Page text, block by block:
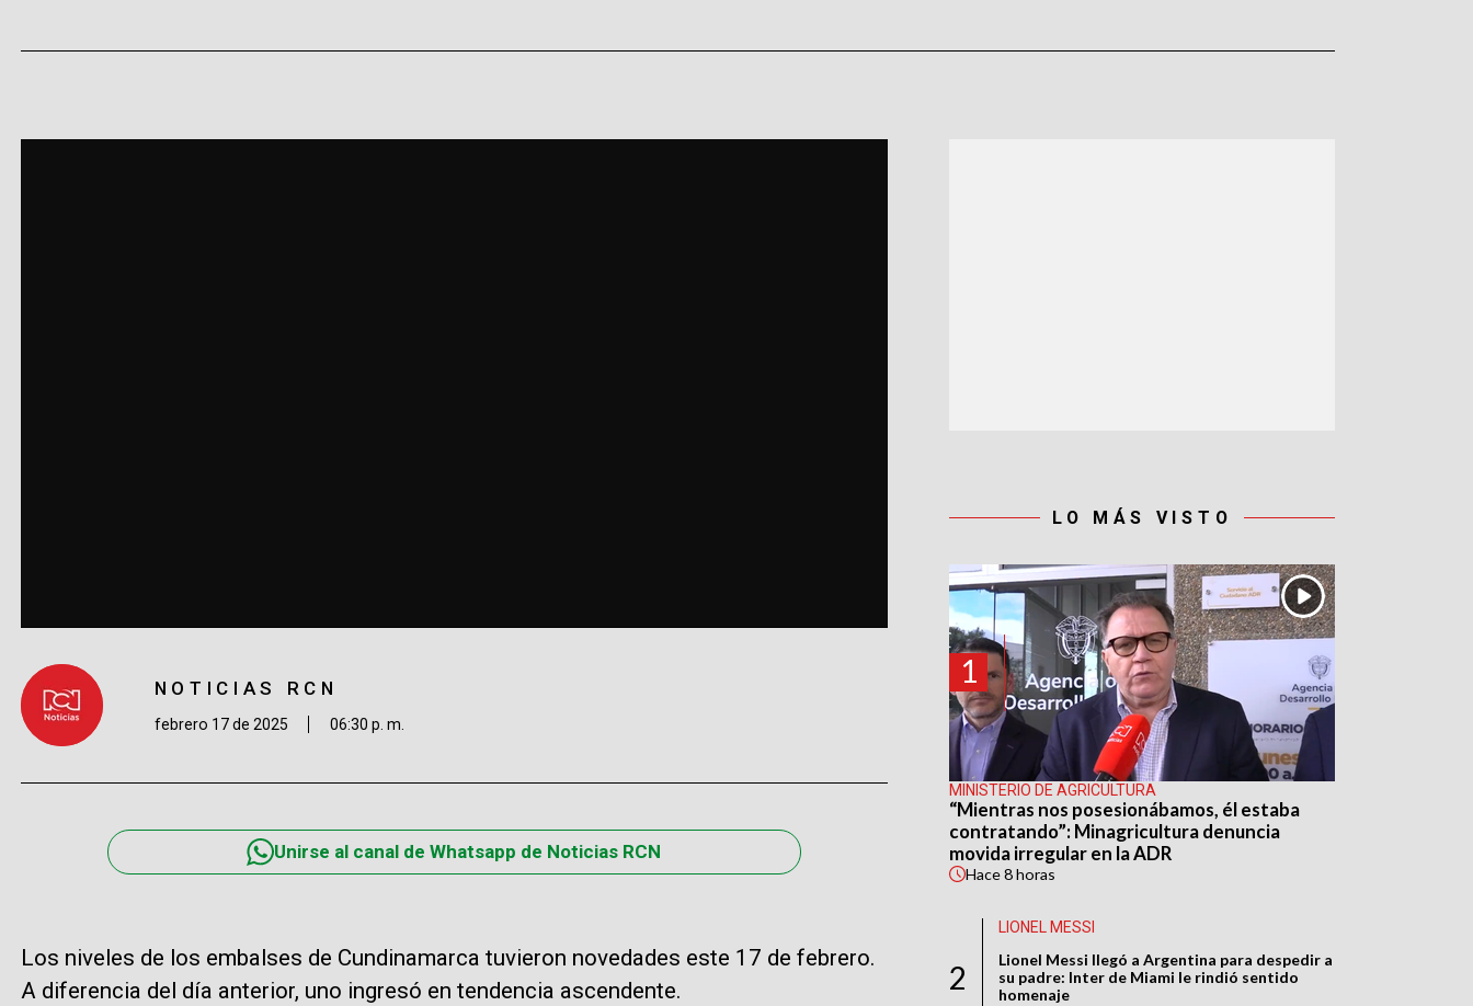
NOTICIAS RCN
febrero 17 de 2025 06:30 p. m.
Unirse al canal de Whatsapp de Noticias RCN
Los niveles de los embalses de Cundinamarca tuvieron novedades este 17 de febrero.
A diferencia del día anterior, uno ingresó en tendencia ascendente.
LO MÁS VISTO
1
MINISTERIO DE AGRICULTURA
“Mientras nos posesionábamos, él estaba
contratando”: Minagricultura denuncia
movida irregular en la ADR
Hace8 horas
2
LIONEL MESSI
Lionel Messi llegó a Argentina para despedir a
su padre: Inter de Miami le rindió sentido
homenaje